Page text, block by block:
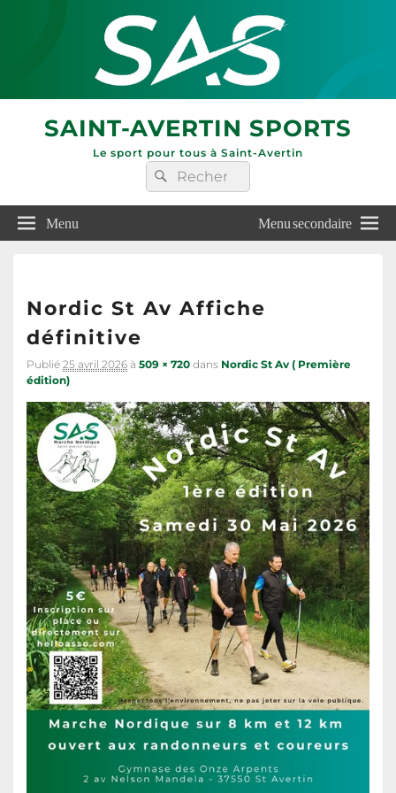
SAINT-AVERTIN SPORTS
Le sport pour tous à Saint-Avertin
Recherche :
Rechercher
Menu Menu secondaire
Nordic St Av Affiche
définitive
Publié 25 avril 2026 à 509 × 720 dans Nordic St Av ( Première
édition)